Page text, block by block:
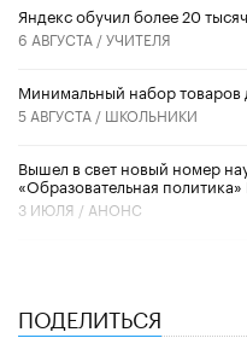
​Яндекс обучил более 20
6 АВГУСТА /УЧИТЕЛЯ
Минимальный набор
5 АВГУСТА / ШКОЛЬНИКИ
Вышел в свет новый номер
«Образовательная
3 ИЮЛЯ / АНОНС
ПОДЕЛИТЬСЯ